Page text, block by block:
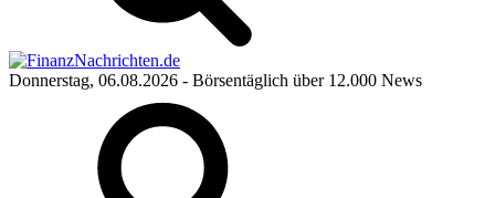
Donnerstag, 06.08.2026 - Börsentäglich über 12.000 News